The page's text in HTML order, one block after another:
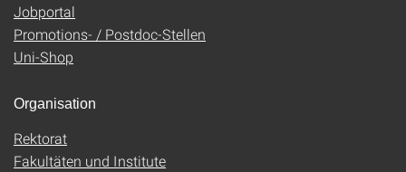
Jobportal
Promotions- / Postdoc-Stellen
Uni-Shop
Organisation
Rektorat
Fakultäten und Institute